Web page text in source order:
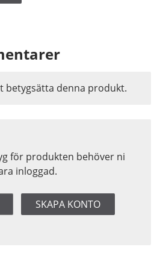
för produkten behöver ni
inloggad.
SKAPA KONTO
betygsätta denna produkt.